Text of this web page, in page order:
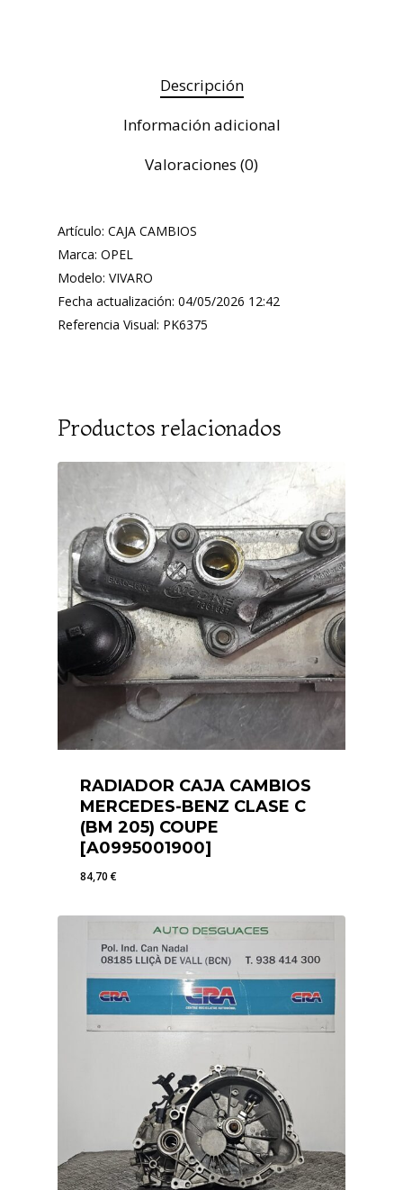
Descripción
Información adicional
Valoraciones (0)
Artículo: CAJA CAMBIOS
Marca: OPEL
Modelo: VIVARO
Fecha actualización: 04/05/2026 12:42
Referencia Visual: PK6375
Productos relacionados
RADIADOR CAJA CAMBIOS
MERCEDES-BENZ CLASE C
(BM 205) COUPE
[A0995001900]
84,70€